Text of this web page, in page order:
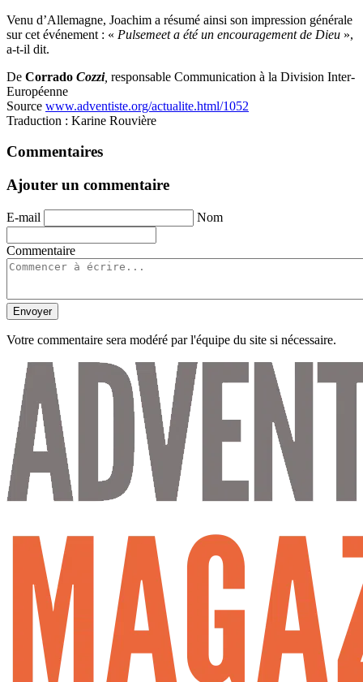
Venu d’Allemagne, Joachim a résumé ainsi son impression générale
sur cet événement : « Pulsemeet a été un encouragement de Dieu »,
a-t-il dit.
De Corrado Cozzi, responsable Communication à la Division Inter-
Européenne
Source www.adventiste.org/actualite.html/1052
Traduction : Karine Rouvière
Commentaires
Ajouter un commentaire
E-mail Nom
Commentaire
Envoyer
Votre commentaire sera modéré par l'équipe du site si nécessaire.